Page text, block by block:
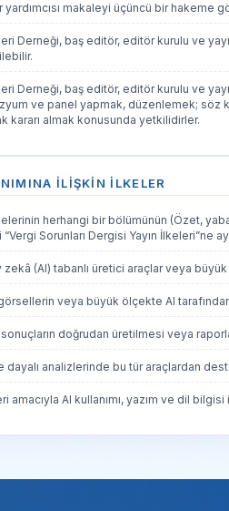
makaleyi üçüncü bir hakeme
Derneği, baş editör, editör kurulu ve
Derneği, baş editör, editör kurulu ve
ve panel yapmak, düzenlemek; söz
kararı almak konusunda yetkilidirler.
İLIŞKIN İLKELER
herhangi bir bölümünün (Özet,
Sorunları Dergisi Yayın İlkeleri”ne
zekâ (AI) tabanlı üretici araçlar veya
veya büyük ölçekte AI
doğrudan üretilmesi veya
dayalı analizlerinde bu tür araçlardan
amacıyla AI kullanımı, yazım ve dil